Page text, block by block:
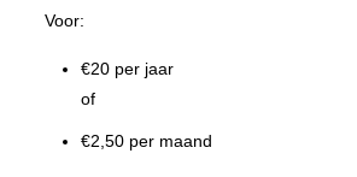
Voor:
€20 per jaar
of
€2,50 per maand